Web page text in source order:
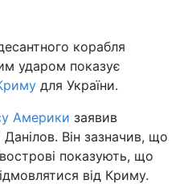
корабля
ударом показує
для України.
Америки заявив
Він зазначив, що
показують, що
від Криму.